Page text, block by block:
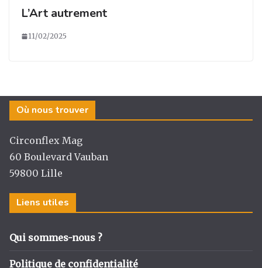
L’Art autrement
11/02/2025
Où nous trouver
Circonflex Mag
60 Boulevard Vauban
59800 Lille
Liens utiles
Qui sommes-nous ?
Politique de confidentialité